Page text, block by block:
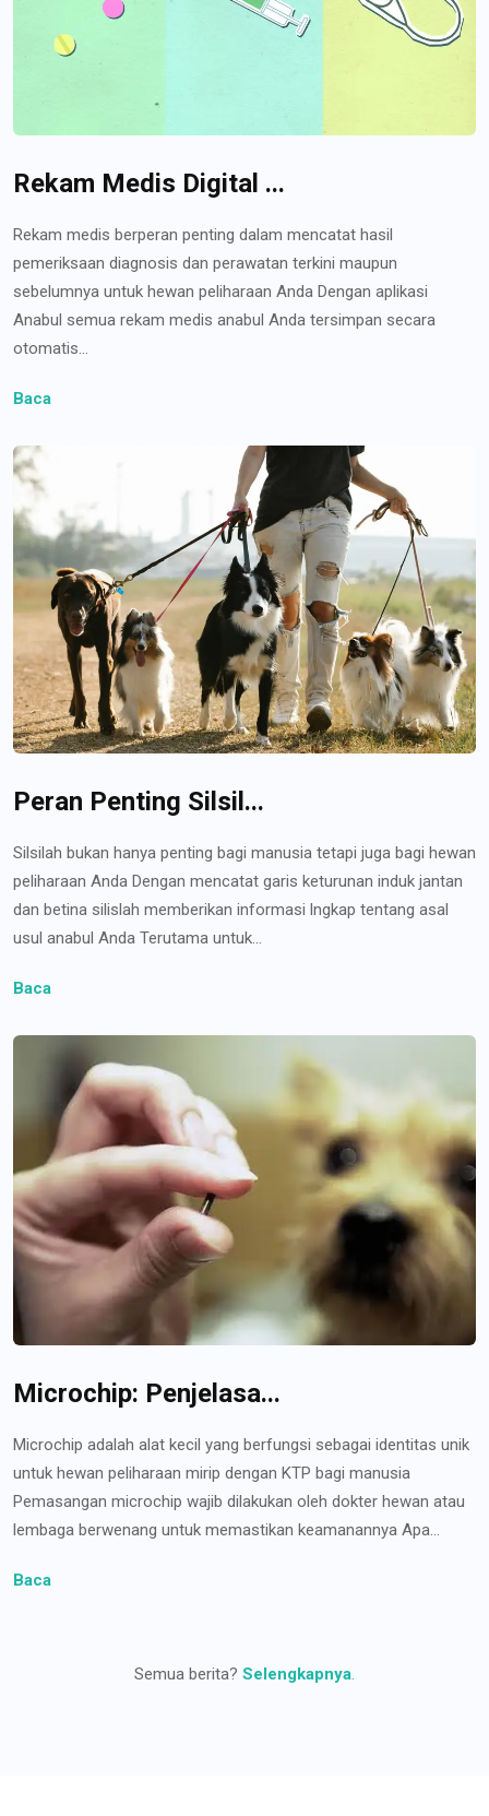
Rekam Medis Digital ...
Rekam medis berperan penting dalam mencatat hasil
pemeriksaan diagnosis dan perawatan terkini maupun
sebelumnya untuk hewan peliharaan Anda Dengan aplikasi
Anabul semua rekam medis anabul Anda tersimpan secara
otomatis...
Baca
Peran Penting Silsil...
Silsilah bukan hanya penting bagi manusia tetapi juga bagi hewan
peliharaan Anda Dengan mencatat garis keturunan induk jantan
dan betina silislah memberikan informasi lngkap tentang asal
usul anabul Anda Terutama untuk...
Baca
Microchip: Penjelasa...
Microchip adalah alat kecil yang berfungsi sebagai identitas unik
untuk hewan peliharaan mirip dengan KTP bagi manusia
Pemasangan microchip wajib dilakukan oleh dokter hewan atau
lembaga berwenang untuk memastikan keamanannya Apa...
Baca
Semua berita? Selengkapnya